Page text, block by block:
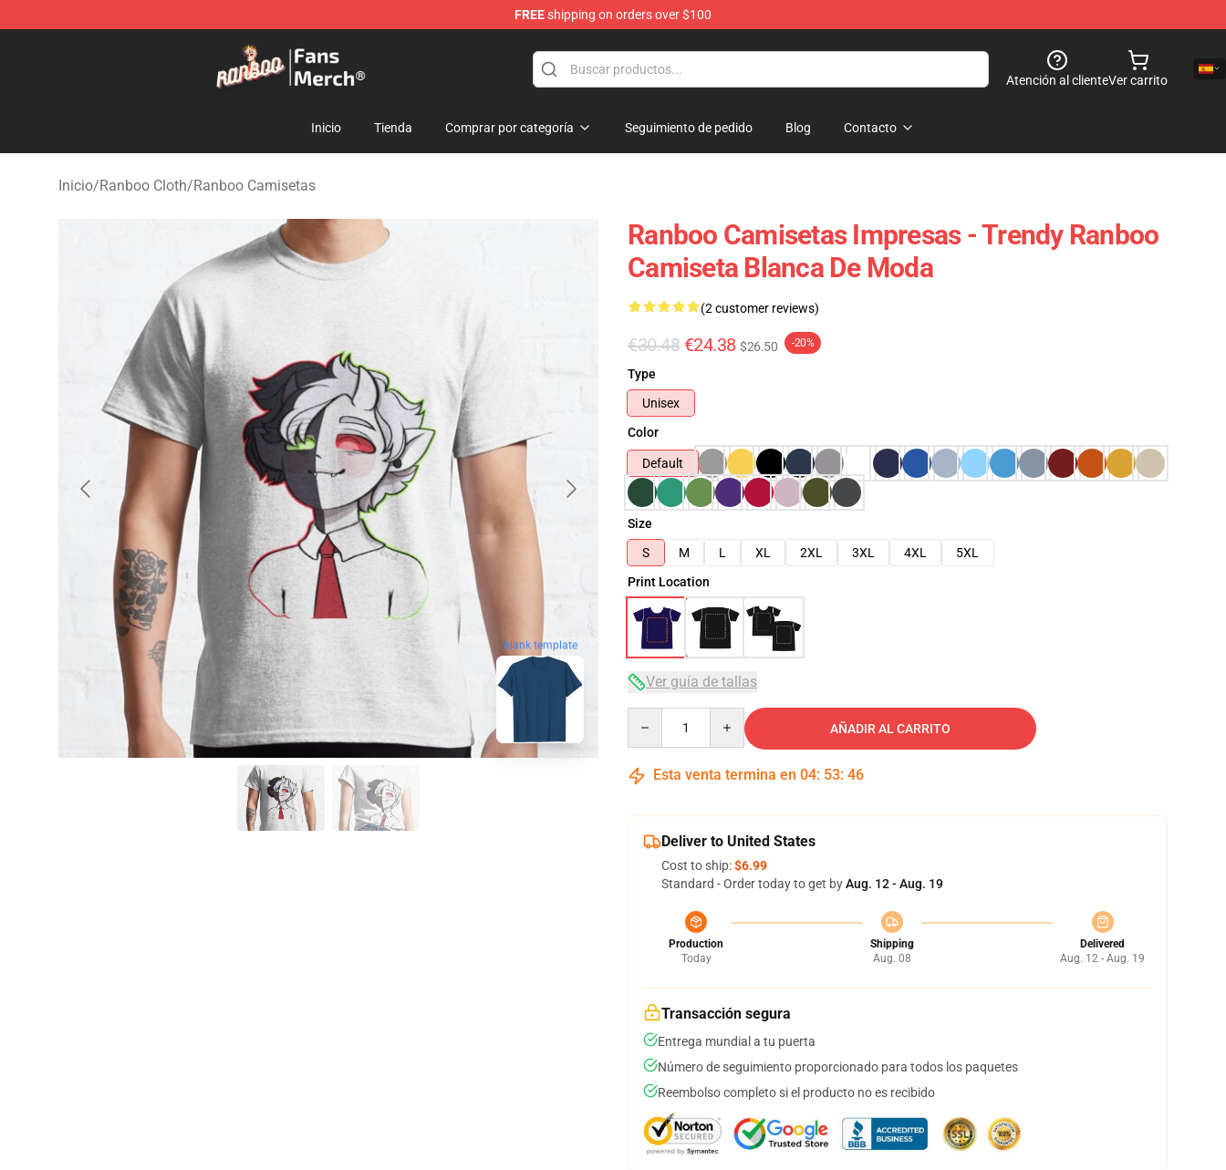
FREEshipping on orders over $100
Ranboo Store - Official Ranboo Merchandise Shop
Atención al clienteVer carrito
Inicio Tienda Comprar por categoría Seguimiento de pedido Blog Contacto
Inicio/Ranboo Cloth/Ranboo Camisetas
blank template
Ranboo Camisetas Impresas - Trendy Ranboo
Camiseta Blanca De Moda
(2 customer reviews)
€30.48 €24.38 $26.50 -20%
Type
Unisex
Color
Default
Size
S
M L XL 2XL 3XL 4XL
5XL
Print Location
Ver guía de tallas
AÑADIR AL CARRITO
Esta venta termina en 04: 53: 45
Deliver to United States
Cost to ship:$6.99
Standard - Order today to get byAug. 12 - Aug. 19
Production
Today
Shipping
Aug. 08
Delivered
Aug. 12 - Aug. 19
Transacción segura
Entrega mundial a tu puerta
Número de seguimiento proporcionado para todos los paquetes
Reembolso completo si el producto no es recibido